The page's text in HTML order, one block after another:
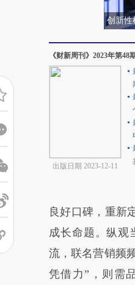
创新性
《财新周刊》2023年第48
出版日期 2023-12-11
良好口碑，重新
成长命题。纵观
流，联名营销频
凭借力”，则需